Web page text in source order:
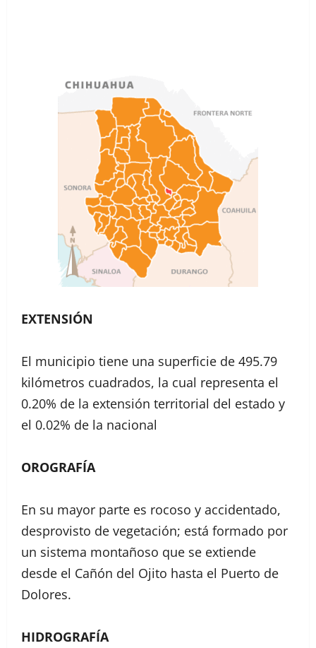
EXTENSIÓN
El municipio tiene una superficie de 495.79
kilómetros cuadrados, la cual representa el
0.20% de la extensión territorial del estado y
el 0.02% de la nacional
OROGRAFÍA
En su mayor parte es rocoso y accidentado,
desprovisto de vegetación; está formado por
un sistema montañoso que se extiende
desde el Cañón del Ojito hasta el Puerto de
Dolores.
HIDROGRAFÍA